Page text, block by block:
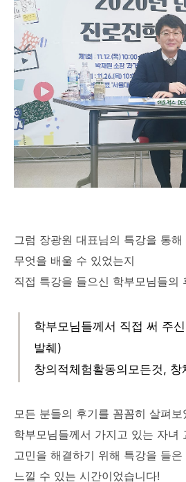
그럼 장광원 대표님의 특강을 통
무엇을 배울 수 있었는지
직접 특강을 들으신 학부모님들의
학부모님들께서 직접 써 주
발췌)
창의적체험활동의모든것,
모든 분들의 후기를 꼼꼼히 살펴보
학부모님들께서 가지고 있는 자녀
고민을 해결하기 위해 특강을 들은
느낄 수 있는 시간이었습니다!